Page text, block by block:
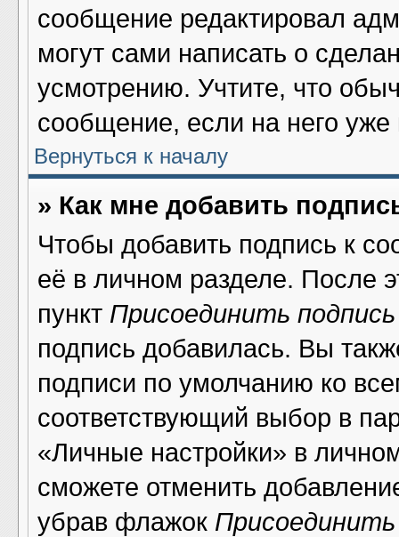
сообщение редактировал
могут сами написать о
усмотрению. Учтите, что
сообщение, если на него уже
Вернуться к началу
» Как мне добавить
Чтобы добавить подпись к
её в личном разделе. После
пункт Присоединить подпись
подпись добавилась. Вы
подписи по умолчанию ко
соответствующий выбор в
«Личные настройки» в
сможете отменить
убрав флажок Присоединить